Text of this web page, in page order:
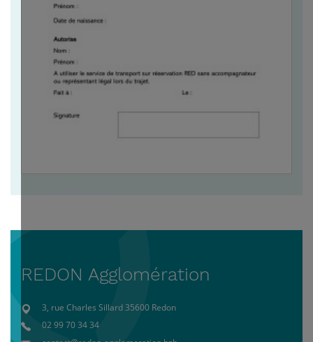
REDON Agglomération
3, rue Charles Sillard 35600 Redon
02 99 70 34 34